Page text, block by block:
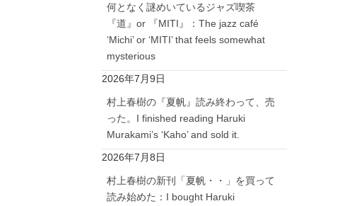
何となく謎めいているジャズ喫茶
『道』or 『MITI』：The jazz café
‘Michi’ or ‘MITI’ that feels somewhat
mysterious
2026年7月9日
村上春樹の『夏帆』読み終わって、売
った。I finished reading Haruki
Murakami’s ‘Kaho’ and sold it.
2026年7月8日
村上春樹の新刊「夏帆・・」を買って
読み始めた：I bought Haruki